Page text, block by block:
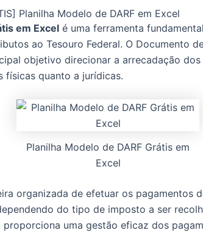
Planilha Modelo de DARF em Excel
em Excel é uma ferramenta
ao Tesouro Federal. O Documento
objetivo direcionar a arrecadação
físicas quanto a jurídicas.
Planilha Modelo de DARF Grátis em
Excel
organizada de efetuar os pagamentos
do tipo de imposto a ser
proporciona uma gestão eficaz dos